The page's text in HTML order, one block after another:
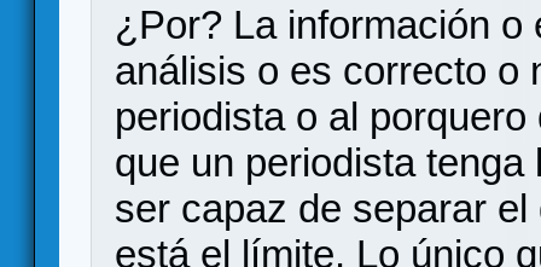
¿Por? La información
análisis o es correcto o
periodista o al
que un periodista
ser capaz de separar
está el límite. Lo único